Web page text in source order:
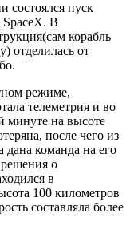
состоялся пуск
SpaceX. В
корабль
отделилась от
режиме,
телеметрия и во
минуте на высоте
после чего из
дана команда на его
о
в
100 километров
составляла более